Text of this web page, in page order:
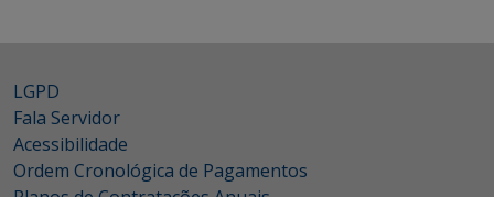
LGPD
Fala Servidor
Acessibilidade
Ordem Cronológica de Pagamentos